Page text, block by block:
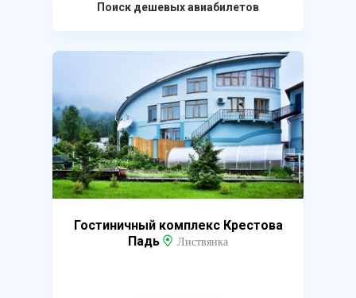
Поиск дешевых авиабилетов
Гостиничный комплекс Крестова
Падь
Листвянка